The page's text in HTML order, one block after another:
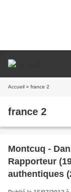
Accueil » france 2
france 2
Montcuq -
Rapporteur
authentiques